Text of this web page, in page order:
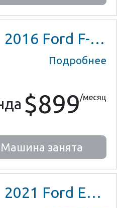
2016 Ford F-150 Lariat Crew Cab
Подробнее
$899/месяц
Машина занята
2021 Ford Escape SE Hybrid